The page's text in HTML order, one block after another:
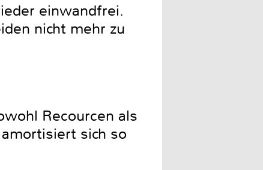
einwandfrei.
nicht mehr zu
Recourcen als
sich so